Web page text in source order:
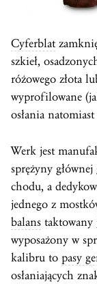
Cyferblat
szkieł,
różowego złota
wyprofilowane
osłania
Werk jest
sprężyny
chodu, a
jednego z
balans
wyposażony w
kalibru to pasy
osłaniających